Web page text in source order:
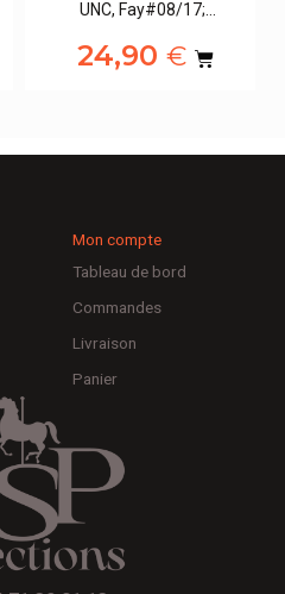
UNC, Fay#08/17;…
24,90€
Mon compte
Tableau de bord
Commandes
Livraison
Panier